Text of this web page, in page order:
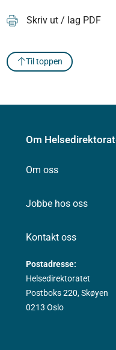
Skriv ut / lag PDF
Til toppen
Om
Om oss
Jobbe hos oss
Kontakt oss
Postadresse:
Helsedirektoratet
Postboks 220, Skøyen
0213 Oslo